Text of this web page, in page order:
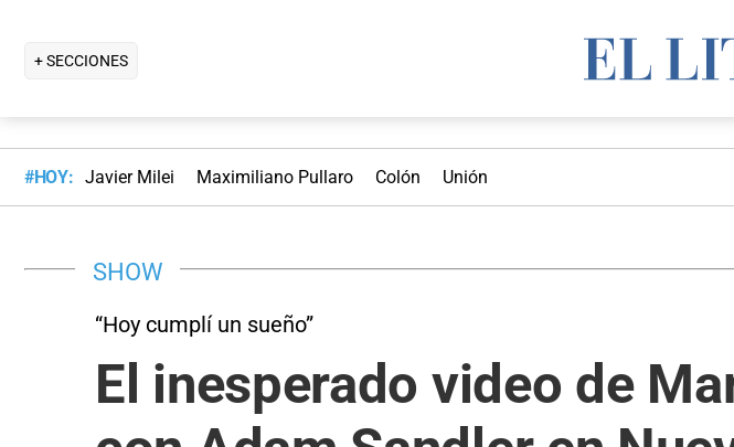
+ SECCIONES
#HOY: Javier Milei Maximiliano Pullaro Colón Unión
SHOW
“Hoy cumplí un sueño”
El inesperado video de